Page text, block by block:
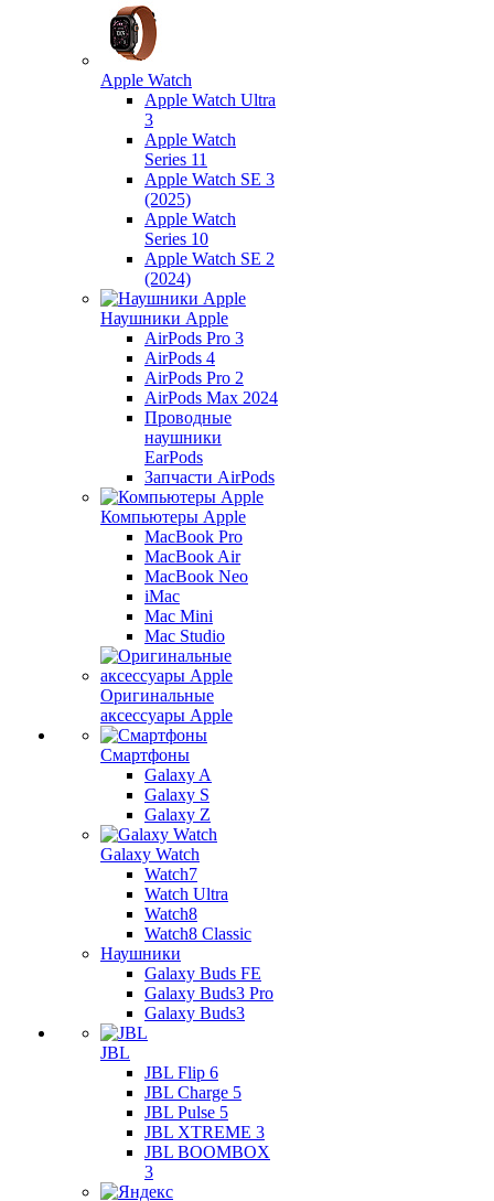
Apple Watch
Apple Watch Ultra
3
Apple Watch
Series 11
Apple Watch SE 3
(2025)
Apple Watch
Series 10
Apple Watch SE 2
(2024)
Наушники Apple
AirPods Pro 3
AirPods 4
AirPods Pro 2
AirPods Max 2024
Проводные
наушники
EarPods
Запчасти AirPods
Компьютеры Apple
MacBook Pro
MacBook Air
MacBook Neo
iMac
Mac Mini
Mac Studio
Оригинальные
аксессуары Apple
Смартфоны
Galaxy A
Galaxy S
Galaxy Z
Galaxy Watch
Watch7
Watch Ultra
Watch8
Watch8 Classic
Наушники
Galaxy Buds FE
Galaxy Buds3 Pro
Galaxy Buds3
JBL
JBL Flip 6
JBL Charge 5
JBL Pulse 5
JBL XTREME 3
JBL BOOMBOX
3